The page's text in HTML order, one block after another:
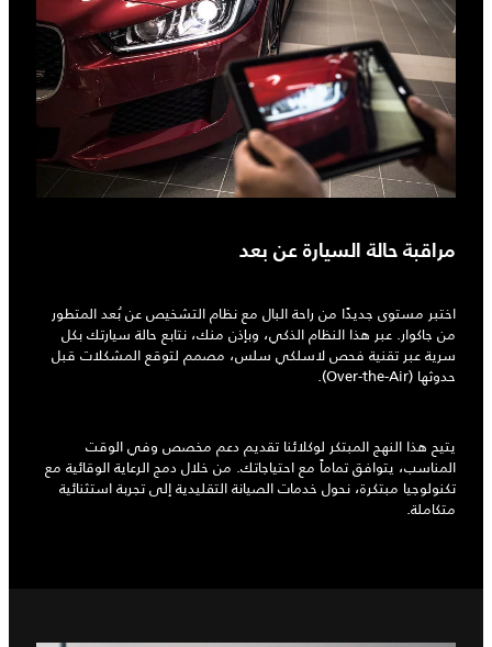
مراقبة حالة السيارة عن بعد
اختبر مستوى جديدًا من راحة البال مع نظام التشخيص عن بُعد المتطور
من جاكوار. عبر هذا النظام الذكي، وبإذن منك، نتابع حالة سيارتك بكل
سرية عبر تقنية فحص لاسلكي سلس، مصمم لتوقع المشكلات قبل
حدوثها (Over-the-Air).
يتيح هذا النهج المبتكر لوكلائنا تقديم دعم مخصص وفي الوقت
المناسب، يتوافق تماماً مع احتياجاتك. من خلال دمج الرعاية الوقائية مع
تكنولوجيا مبتكرة، نحول خدمات الصيانة التقليدية إلى تجربة استثنائية
متكاملة.